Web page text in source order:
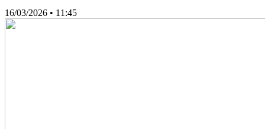
16/03/2026 • 11:45